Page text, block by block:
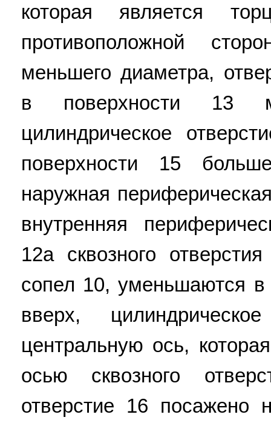
которая является
противоположной
меньшего диаметра,
в поверхности 13
цилиндрическое
поверхности 15
наружная
внутренняя
12а сквозного
сопел 10, уменьшаются
вверх,
центральную ось,
осью сквозного
отверстие 16 посажено